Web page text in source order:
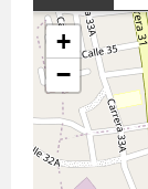
+
−